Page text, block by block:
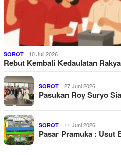
SOROT 10 Juli 2026
Rebut Kembali Kedaulatan
SOROT 27 Juni 2026
Pasukan Roy Suryo
SOROT 11 Juni 2026
Pasar Pramuka : Usut